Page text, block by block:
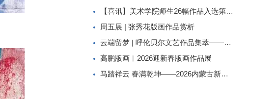
【喜讯】美术学院师生26幅作品入选第二届内蒙古自治区小版画暨藏书票展
周五展 | 张秀花版画作品赏析
云端留梦 | 呼伦贝尔文艺作品集萃——姜识民版画选登
高鹏版画︱2026迎新春版画作品展
马踏祥云 春满乾坤——2026内蒙古新春民间工艺美术线上展（三）